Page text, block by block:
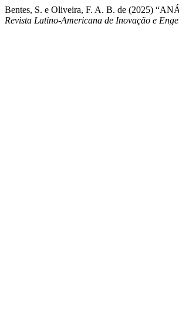
Bentes, S. e Oliveira, F. A. B. de (2025)
Revista Latino-Americana de Inovação e